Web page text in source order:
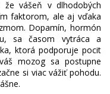
že vášeň v dlhodobých
faktorom, ale aj vďaka
Dopamín, hormón
sa časom vytráca a
ktorá podporuje pocit
mozog sa postupne
si viac vážiť pohodu.